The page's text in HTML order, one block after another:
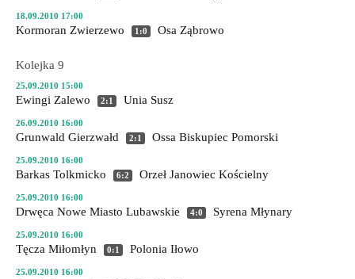
18.09.2010 17:00
Kormoran Zwierzewo 1:0 Osa Ząbrowo
Kolejka 9
25.09.2010 15:00
Ewingi Zalewo 2:1 Unia Susz
26.09.2010 16:00
Grunwald Gierzwałd 2:1 Ossa Biskupiec Pomorski
25.09.2010 16:00
Barkas Tolkmicko 6:2 Orzeł Janowiec Kościelny
25.09.2010 16:00
Drwęca Nowe Miasto Lubawskie 4:0 Syrena Młynary
25.09.2010 16:00
Tęcza Miłomłyn 0:1 Polonia Iłowo
25.09.2010 16:00